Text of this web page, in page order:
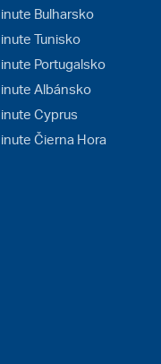
Bulharsko
Tunisko
Portugalsko
Albánsko
Cyprus
Čierna Hora